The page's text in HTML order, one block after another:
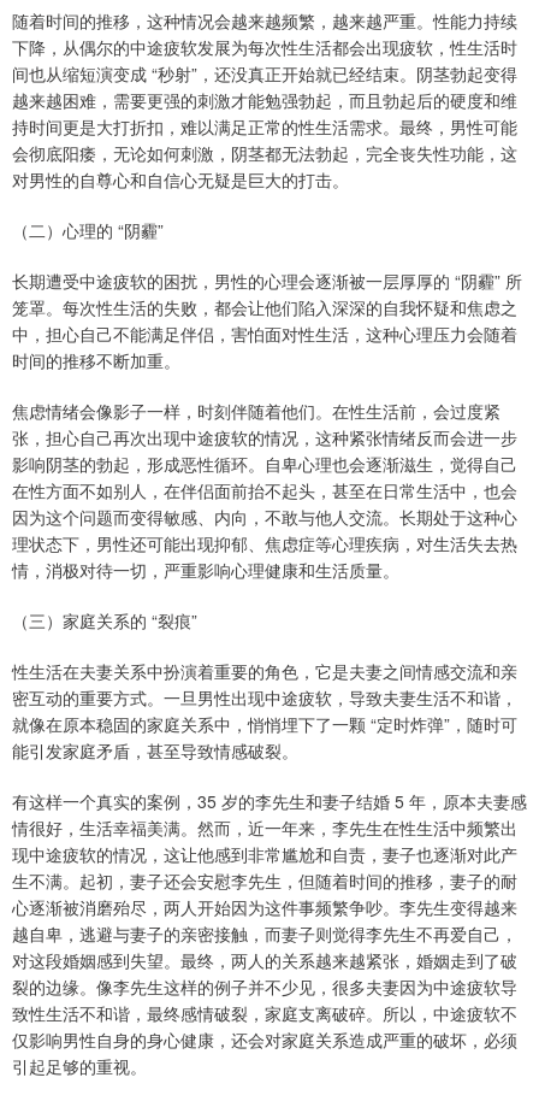
随着时间的推移，这种情况会越来越频繁，越来越严重。性能力持续
下降，从偶尔的中途疲软发展为每次性生活都会出现疲软，性生活时
间也从缩短演变成 “秒射”，还没真正开始就已经结束。阴茎勃起变得
越来越困难，需要更强的刺激才能勉强勃起，而且勃起后的硬度和维
持时间更是大打折扣，难以满足正常的性生活需求。最终，男性可能
会彻底阳痿，无论如何刺激，阴茎都无法勃起，完全丧失性功能，这
对男性的自尊心和自信心无疑是巨大的打击。
（二）心理的 “阴霾”
长期遭受中途疲软的困扰，男性的心理会逐渐被一层厚厚的 “阴霾” 所
笼罩。每次性生活的失败，都会让他们陷入深深的自我怀疑和焦虑之
中，担心自己不能满足伴侣，害怕面对性生活，这种心理压力会随着
时间的推移不断加重。
焦虑情绪会像影子一样，时刻伴随着他们。在性生活前，会过度紧
张，担心自己再次出现中途疲软的情况，这种紧张情绪反而会进一步
影响阴茎的勃起，形成恶性循环。自卑心理也会逐渐滋生，觉得自己
在性方面不如别人，在伴侣面前抬不起头，甚至在日常生活中，也会
因为这个问题而变得敏感、内向，不敢与他人交流。长期处于这种心
理状态下，男性还可能出现抑郁、焦虑症等心理疾病，对生活失去热
情，消极对待一切，严重影响心理健康和生活质量。
（三）家庭关系的 “裂痕”
性生活在夫妻关系中扮演着重要的角色，它是夫妻之间情感交流和亲
密互动的重要方式。一旦男性出现中途疲软，导致夫妻生活不和谐，
就像在原本稳固的家庭关系中，悄悄埋下了一颗 “定时炸弹”，随时可
能引发家庭矛盾，甚至导致情感破裂。
有这样一个真实的案例，35 岁的李先生和妻子结婚 5 年，原本夫妻感
情很好，生活幸福美满。然而，近一年来，李先生在性生活中频繁出
现中途疲软的情况，这让他感到非常尴尬和自责，妻子也逐渐对此产
生不满。起初，妻子还会安慰李先生，但随着时间的推移，妻子的耐
心逐渐被消磨殆尽，两人开始因为这件事频繁争吵。李先生变得越来
越自卑，逃避与妻子的亲密接触，而妻子则觉得李先生不再爱自己，
对这段婚姻感到失望。最终，两人的关系越来越紧张，婚姻走到了破
裂的边缘。像李先生这样的例子并不少见，很多夫妻因为中途疲软导
致性生活不和谐，最终感情破裂，家庭支离破碎。所以，中途疲软不
仅影响男性自身的身心健康，还会对家庭关系造成严重的破坏，必须
引起足够的重视。